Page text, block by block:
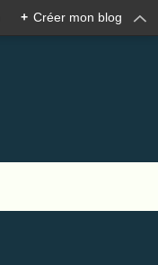
+ Créer mon blog